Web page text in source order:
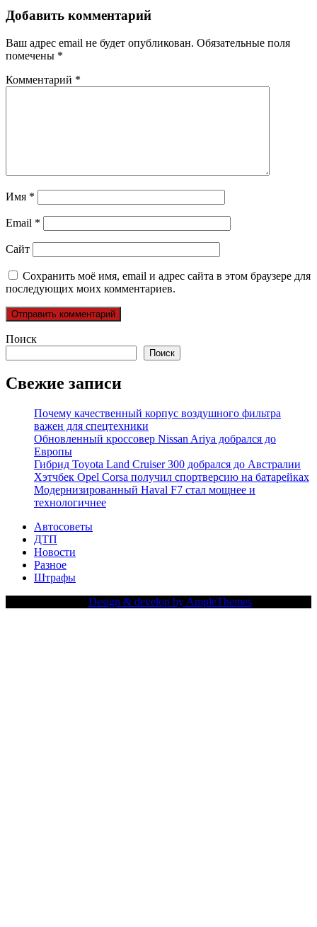
Добавить комментарий
Ваш адрес email не будет опубликован. Обязательные поля
помечены *
Комментарий *
Имя *
Email *
Сайт
Сохранить моё имя, email и адрес сайта в этом браузере для
последующих моих комментариев.
Поиск
Поиск
Свежие записи
Почему качественный корпус воздушного фильтра
важен для спецтехники
Обновленный кроссовер Nissan Ariya добрался до
Европы
Гибрид Toyota Land Cruiser 300 добрался до Австралии
Хэтчбек Opel Corsa получил спортверсию на батарейках
Модернизированный Haval F7 стал мощнее и
технологичнее
Автосоветы
ДТП
Новости
Разное
Штрафы
Design & develop by AmpleThemes